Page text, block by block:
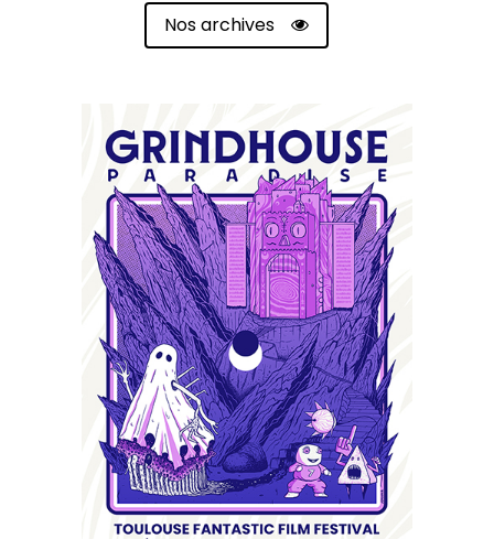
Nos archives